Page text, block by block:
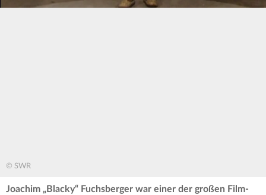
© SWR
Joachim „Blacky“ Fuchsberger war einer der großen Film-